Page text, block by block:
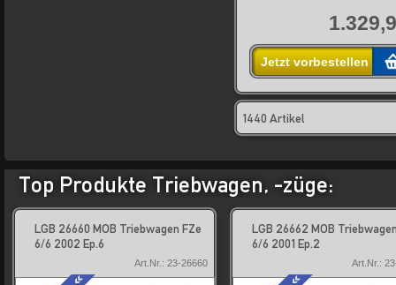
Jetzt vorbestellen
1440 Artikel
Top Produkte Triebwagen, -züge:
LGB 26660 MOB Triebwagen FZe
6/6 2002 Ep.6
Art.Nr.: 23-26660
LGB 26662 MOB
6/6 2001 Ep.2
Art.Nr.: